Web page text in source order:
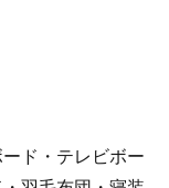
ド・テレビボー